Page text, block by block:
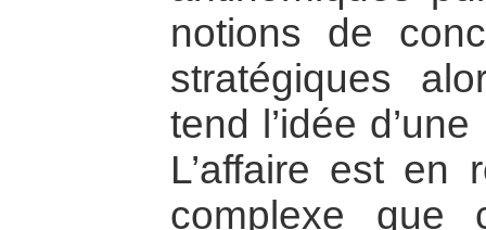
notions de
stratégiques
tend l’idée
L’affaire est en
complexe que